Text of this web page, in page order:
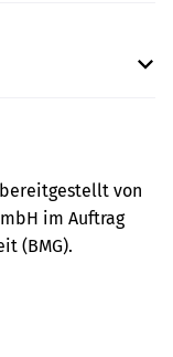
bereitgestellt von
im Auftrag
(BMG).